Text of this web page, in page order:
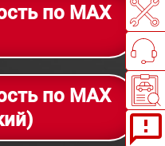
по MAX
по MAX